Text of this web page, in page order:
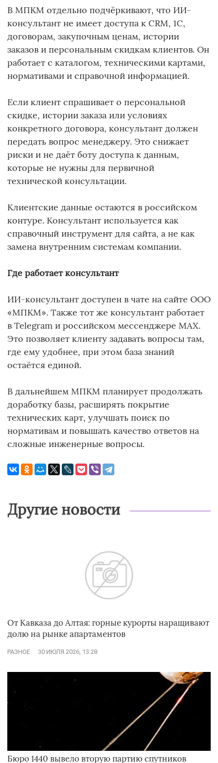
В МПКМ отдельно подчёркивают, что ИИ-
консультант не имеет доступа к CRM, 1С,
договорам, закупочным ценам, истории
заказов и персональным скидкам клиентов. Он
работает с каталогом, техническими картами,
нормативами и справочной информацией.
Если клиент спрашивает о персональной
скидке, истории заказа или условиях
конкретного договора, консультант должен
передать вопрос менеджеру. Это снижает
риски и не даёт боту доступа к данным,
которые не нужны для первичной
технической консультации.
Клиентские данные остаются в российском
контуре. Консультант используется как
справочный инструмент для сайта, а не как
замена внутренним системам компании.
Где работает консультант
ИИ-консультант доступен в чате на сайте ООО
«МПКМ». Также тот же консультант работает
в Telegram и российском мессенджере MAX.
Это позволяет клиенту задавать вопросы там,
где ему удобнее, при этом база знаний
остаётся единой.
В дальнейшем МПКМ планирует продолжать
доработку базы, расширять покрытие
технических карт, улучшать поиск по
нормативам и повышать качество ответов на
сложные инженерные вопросы.
Другие новости
От Кавказа до Алтая: горные курорты наращивают
долю на рынке апартаментов
РАЗНОЕ 30 ИЮЛЯ 2026, 13:28
Бюро 1440 вывело вторую партию спутников